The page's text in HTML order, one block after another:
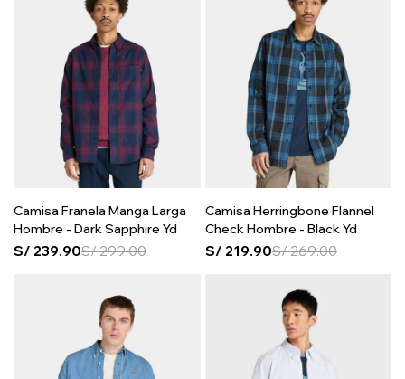
Camisa Franela Manga Larga
Hombre - Dark Sapphire Yd
S/ 239.90S/299.00
Camisa Herringbone Flannel
Check Hombre - Black Yd
S/ 219.90S/269.00